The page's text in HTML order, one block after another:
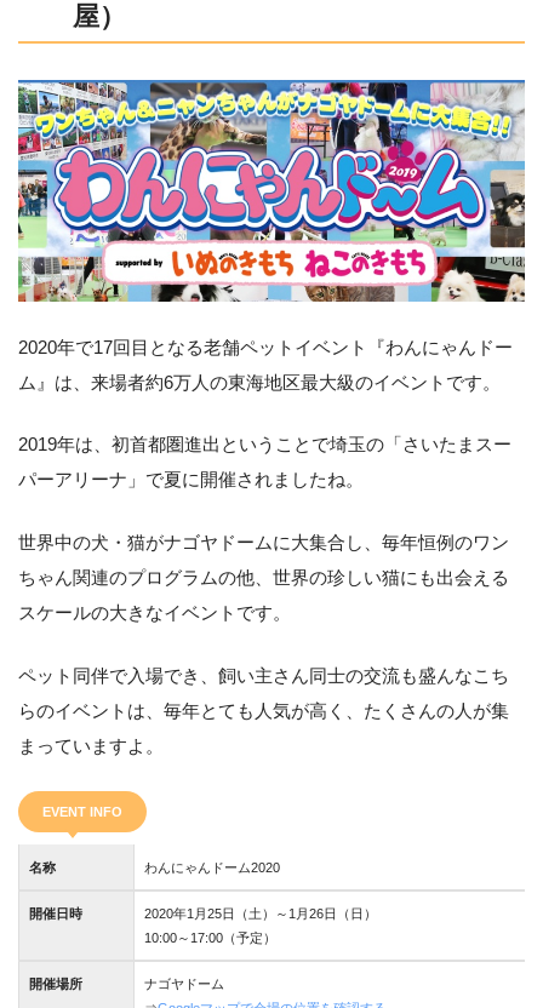
屋）
2020年で17回目となる老舗ペットイベント『わんにゃんドー
ム』は、来場者約6万人の東海地区最大級のイベントです。
2019年は、初首都圏進出ということで埼玉の「さいたまスー
パーアリーナ」で夏に開催されましたね。
世界中の犬・猫がナゴヤドームに大集合し、毎年恒例のワン
ちゃん関連のプログラムの他、世界の珍しい猫にも出会える
スケールの大きなイベントです。
ペット同伴で入場でき、飼い主さん同士の交流も盛んなこち
らのイベントは、毎年とても人気が高く、たくさんの人が集
まっていますよ。
EVENT INFO
名称 わんにゃんドーム2020
開催日時
2020年1月25日（土）～1月26日（日）
10:00～17:00（予定）
開催場所
ナゴヤドーム